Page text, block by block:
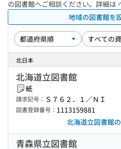
の図書館へご相談ください。詳細は
地域の図書館を
北日本
北海道立図書館
紙
請求記号： Ｓ７６２．１／ＮＩ
図書登録番号： 1113159881
北海道立図書館
青森県立図書館